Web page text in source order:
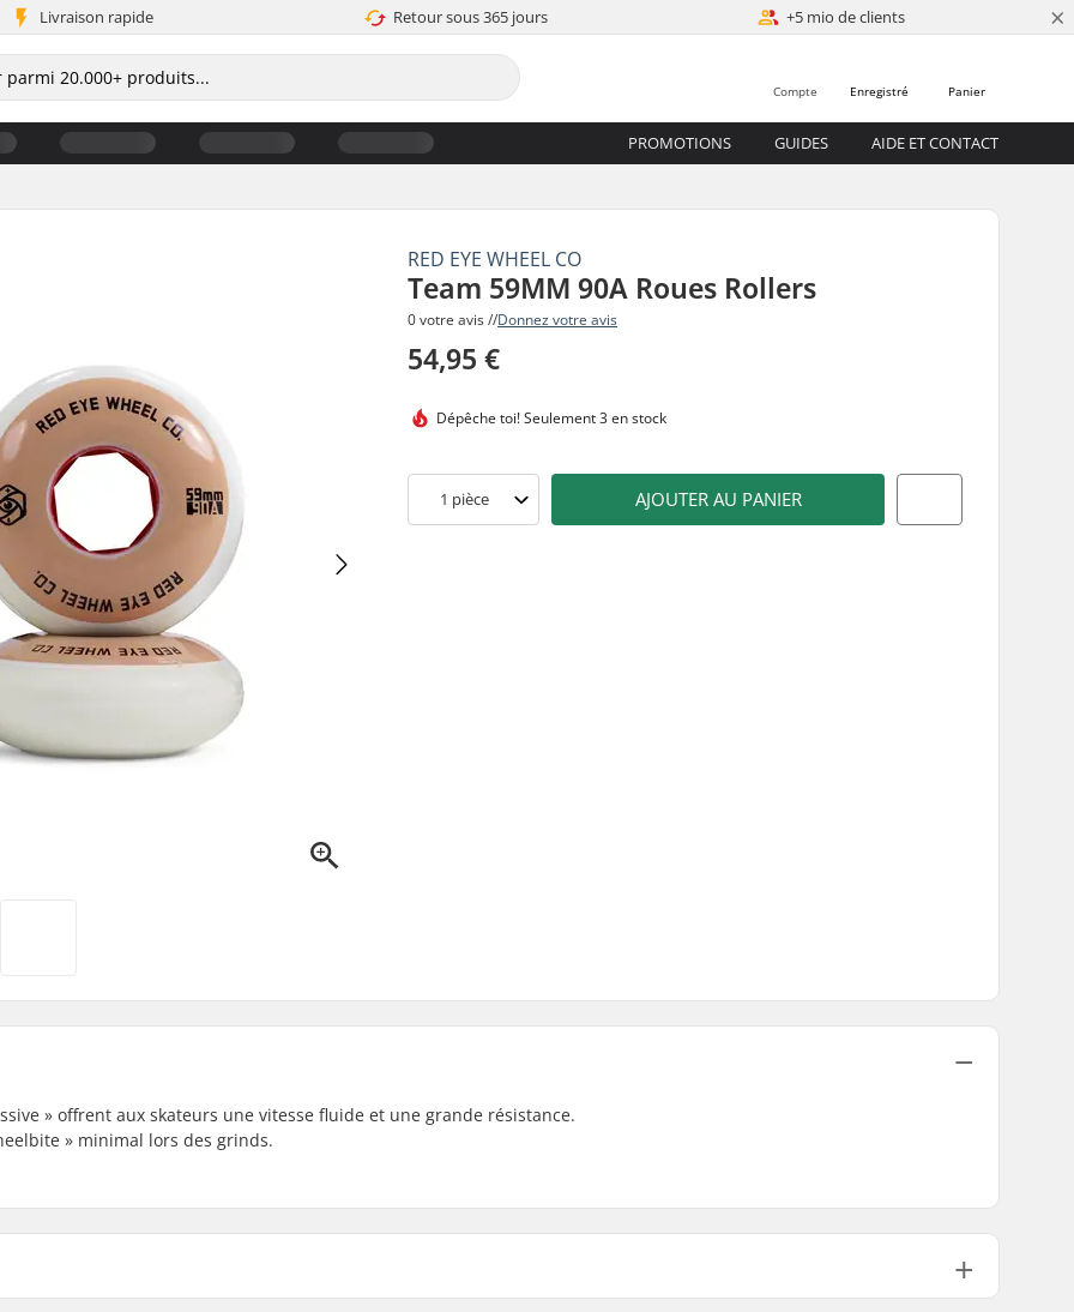
Livraison rapide Retour sous 365 jours +5 mio de clients ×
Panier
Enregistré
Compte
PROMOTIONS GUIDES AIDE ET CONTACT
RED EYE WHEEL CO
Team 59MM 90A Roues Rollers
0 votre avis //Donnez votre avis
54,95 €
Dépêche toi!Seulement 3 en stock
1 pièce AJOUTER AU PANIER
» offrent aux skateurs une vitesse fluide et une grande résistance.
» minimal lors des grinds.